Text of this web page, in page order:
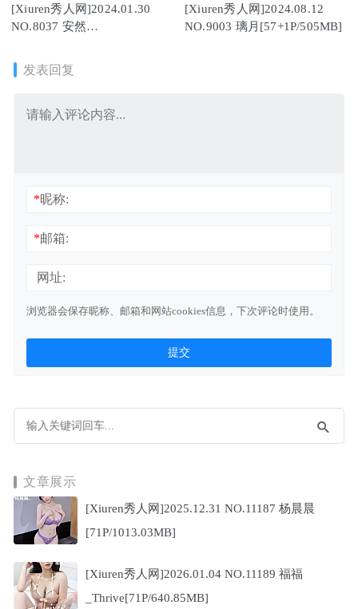
[Xiuren秀人网]2024.01.30
NO.8037 安然
[Xiuren秀人网]2024.08.12
NO.9003 璃月[57+1P/505MB]
发表回复
*昵称:
*邮箱:
网址:
浏览器会保存昵称、邮箱和网站cookies信息，下次评论时使用。
文章展示
[Xiuren秀人网]2025.12.31 NO.11187 杨晨晨
[71P/1013.03MB]
[Xiuren秀人网]2026.01.04 NO.11189 福福
_Thrive[71P/640.85MB]